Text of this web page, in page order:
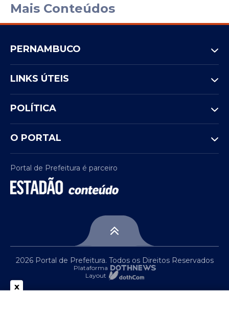
Mais Conteúdos
PERNAMBUCO
LINKS ÚTEIS
POLÍTICA
O PORTAL
Portal de Prefeitura é parceiro
2026 Portal de Prefeitura. Todos os Direitos Reservados
Plataforma
Layout
x